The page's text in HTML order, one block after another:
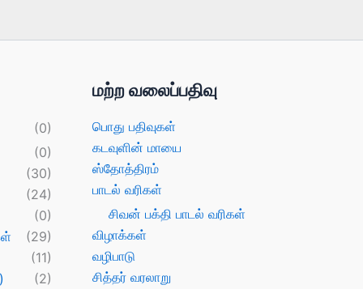
(0)
(0)
(30)
(24)
(0)
(29)
(11)
(2)
மற்ற வலைப்பதிவு
பொது பதிவுகள்
கடவுளின் மாயை
ஸ்தோத்திரம்
பாடல் வரிகள்
சிவன் பக்தி பாடல் வரிகள்
விழாக்கள்
வழிபாடு
சித்தர் வரலாறு